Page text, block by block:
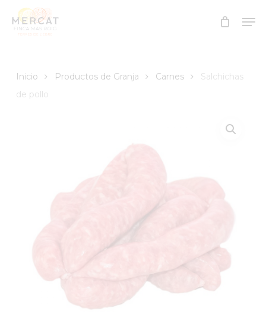
Inicio Productos de Granja Carnes
Salchichas
de pollo